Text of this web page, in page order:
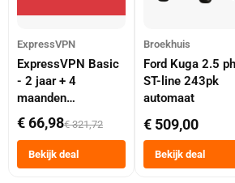
ExpressVPN
ExpressVPN Basic
- 2 jaar + 4
maanden
abonnement
€ 66,98€ 321,72
Bekijk deal
Broekhuis
Ford Kuga 2.5
ST-line 243pk
automaat
€ 509,00
Bekijk deal